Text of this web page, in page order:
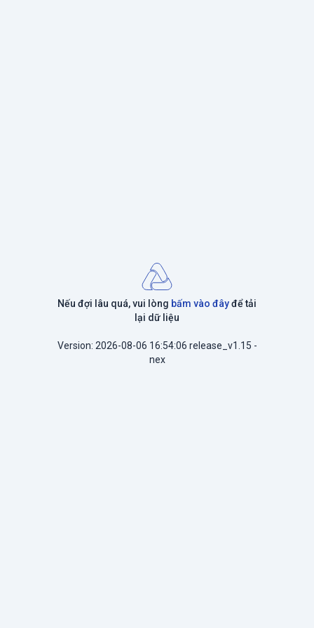
Nếu đợi lâu quá, vui lòng bấm vào đâyđể tải
lại dữ liệu
Version: 2026-08-06 16:54:06 release_v1.15 -
nex